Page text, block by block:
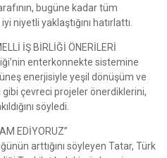
bugüne kadar tüm
niyetli yaklaştığını hatırlattı.
İŞ BİRLİĞİ ÖNERİLERİ
enterkonnekte sistemine
enerjisiyle yeşil dönüşüm ve
gibi çevreci projeler önerdiklerini,
söyledi.
EDİYORUZ”
arttığını söyleyen Tatar, Türk